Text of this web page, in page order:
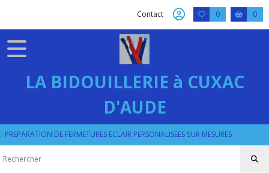
Contact 0 0
LA BIDOUILLERIE à CUXAC
D'AUDE
PREPARATION DE FERMETURES ECLAIR PERSONALISEES SUR MESURES
FILTRES
PLASTIQUE
Zip
10V